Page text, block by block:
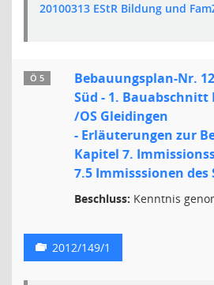
20100313 EStR Bildung und
Ö 5
Bebauungsplan-Nr.
Süd - 1. Bauabschnitt
/OS Gleidingen
- Erläuterungen zur
Kapitel 7.
7.5 Immisssionen des
Beschluss: Kenntnis
2012/149/1